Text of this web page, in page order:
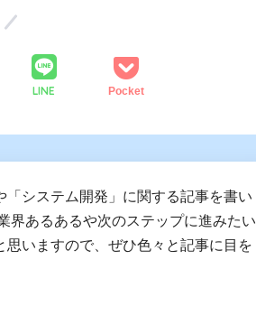
LINE Pocket
「システム開発」に関する記事を書い
界あるあるや次のステップに進みたい
思いますので、ぜひ色々と記事に目を